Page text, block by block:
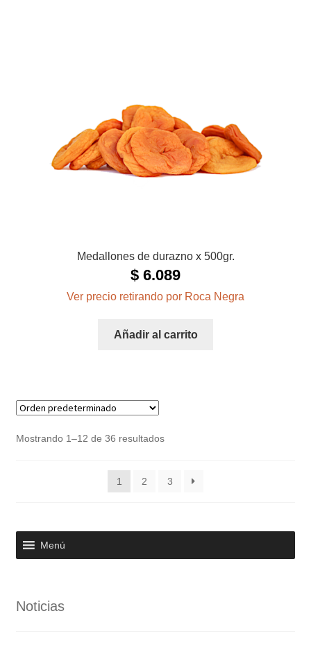
Medallones de durazno x 500gr.
$ 6.089
Ver precio retirando por Roca Negra
Añadir al carrito
Mostrando 1–12 de 36 resultados
1 2 3
Menú
Noticias